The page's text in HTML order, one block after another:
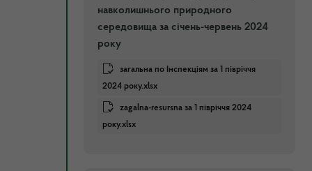
навколишнього природного
середовища за січень-червень 2024
року
загальна по Інспекціям за 1 півріччя
2024 року.xlsx
zagalna-resursna за 1 півріччя 2024
року.xlsx